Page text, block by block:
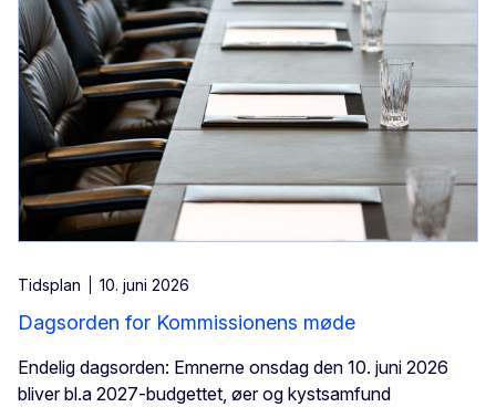
Tidsplan 10. juni 2026
Dagsorden for Kommissionens møde
Endelig dagsorden: Emnerne onsdag den 10. juni 2026
bliver bl.a 2027-budgettet, øer og kystsamfund